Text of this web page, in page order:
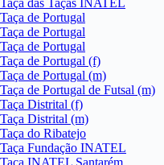
Taça das Taças INATEL
Taça de Portugal
Taça de Portugal
Taça de Portugal
Taça de Portugal (f)
Taça de Portugal (m)
Taça de Portugal de Futsal (m)
Taça Distrital (f)
Taça Distrital (m)
Taça do Ribatejo
Taça Fundação INATEL
Taça INATEL Santarém